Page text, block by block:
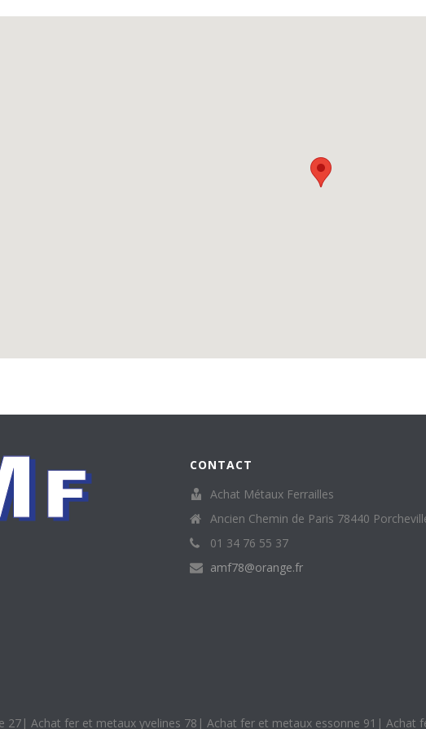
CONTACT
Achat Métaux Ferrailles
Ancien Chemin de Paris 78440
01 34 76 55 37
amf78@orange.fr
27 | Achat fer et metaux yvelines 78 | Achat fer et metaux essonne 91 | Achat